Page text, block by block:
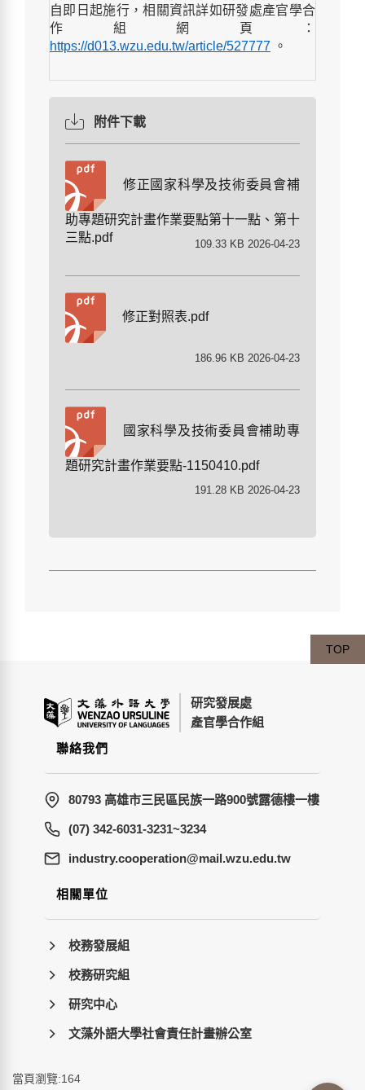
自即日起施行，相關資訊詳如研發處產官學合
作組網頁：
https://d013.wzu.edu.tw/article/527777 。
附件下載
修正國家科學及技術委員會補
助專題研究計畫作業要點第十一點、第十
三點.pdf
109.33 KB 2026-04-23
修正對照表.pdf
186.96 KB 2026-04-23
國家科學及技術委員會補助專
題研究計畫作業要點-1150410.pdf
191.28 KB 2026-04-23
研究發展處
產官學合作組
聯絡我們
80793 高雄市三民區民族一路900號露德樓一樓
(07) 342-6031-3231~3234
wt.ude.uzw.liam@noitarepooc.yrtsudni
相關單位
校務發展組
校務研究組
研究中心
文藻外語大學社會責任計畫辦公室
當頁瀏覽:164
TOP